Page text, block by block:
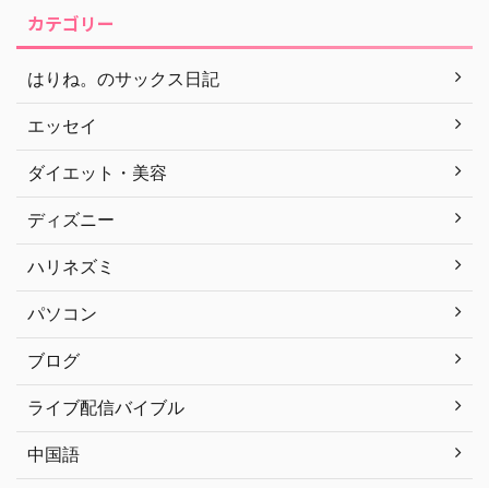
カテゴリー
はりね。のサックス日記
エッセイ
ダイエット・美容
ディズニー
ハリネズミ
パソコン
ブログ
ライブ配信バイブル
中国語